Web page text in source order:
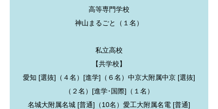
高等専門学校
神山まるごと（１名）
私立高校
【共学校】
愛知 [選抜]（４名）[進学]（６名）中京大附属中京 [選抜]
（２名）[進学･国際]（１名）
名城大附属名城 [普通]（10名）愛工大附属名電 [普通]